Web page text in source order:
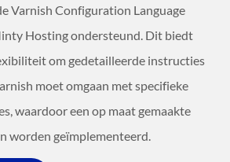
Varnish Configuration Language
Hosting ondersteund. Dit biedt
om gedetailleerde instructies
moet omgaan met specifieke
waardoor een op maat gemaakte
worden geïmplementeerd.